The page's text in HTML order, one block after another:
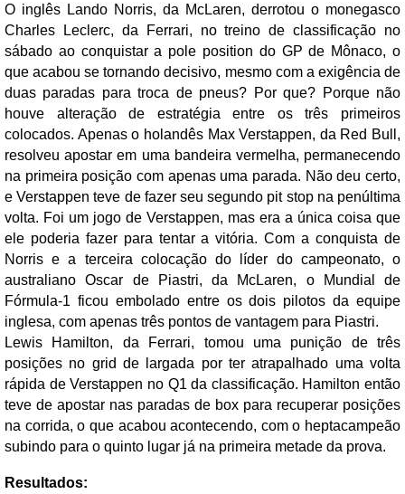
O inglês Lando Norris, da McLaren, derrotou o monegasco
Charles Leclerc, da Ferrari, no treino de classificação no
sábado ao conquistar a pole position do GP de Mônaco, o
que acabou se tornando decisivo, mesmo com a exigência de
duas paradas para troca de pneus? Por que? Porque não
houve alteração de estratégia entre os três primeiros
colocados. Apenas o holandês Max Verstappen, da Red Bull,
resolveu apostar em uma bandeira vermelha, permanecendo
na primeira posição com apenas uma parada. Não deu certo,
e Verstappen teve de fazer seu segundo pit stop na penúltima
volta. Foi um jogo de Verstappen, mas era a única coisa que
ele poderia fazer para tentar a vitória. Com a conquista de
Norris e a terceira colocação do líder do campeonato, o
australiano Oscar de Piastri, da McLaren, o Mundial de
Fórmula-1 ficou embolado entre os dois pilotos da equipe
inglesa, com apenas três pontos de vantagem para Piastri.
Lewis Hamilton, da Ferrari, tomou uma punição de três
posições no grid de largada por ter atrapalhado uma volta
rápida de Verstappen no Q1 da classificação. Hamilton então
teve de apostar nas paradas de box para recuperar posições
na corrida, o que acabou acontecendo, com o heptacampeão
subindo para o quinto lugar já na primeira metade da prova.
Resultados: